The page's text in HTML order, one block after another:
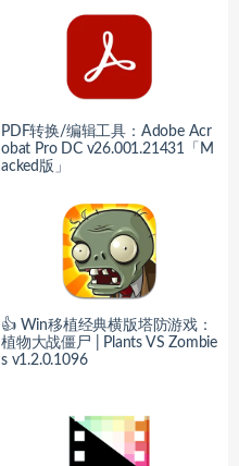
PDF转换/编辑工具：Adobe Acr
obat Pro DC v26.001.21431「M
acked版」
👍 Win移植经典横版塔防游戏：
植物大战僵尸 | Plants VS Zombie
s v1.2.0.1096